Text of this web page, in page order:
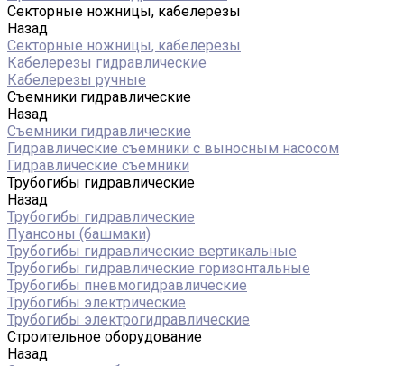
Секторные ножницы, кабелерезы
Назад
Секторные ножницы, кабелерезы
Кабелерезы гидравлические
Кабелерезы ручные
Съемники гидравлические
Назад
Съемники гидравлические
Гидравлические cъемники с выносным насосом
Гидравлические съемники
Трубогибы гидравлические
Назад
Трубогибы гидравлические
Пуансоны (башмаки)
Трубогибы гидравлические вертикальные
Трубогибы гидравлические горизонтальные
Трубогибы пневмогидравлические
Трубогибы электрические
Трубогибы электрогидравлические
Строительное оборудование
Назад